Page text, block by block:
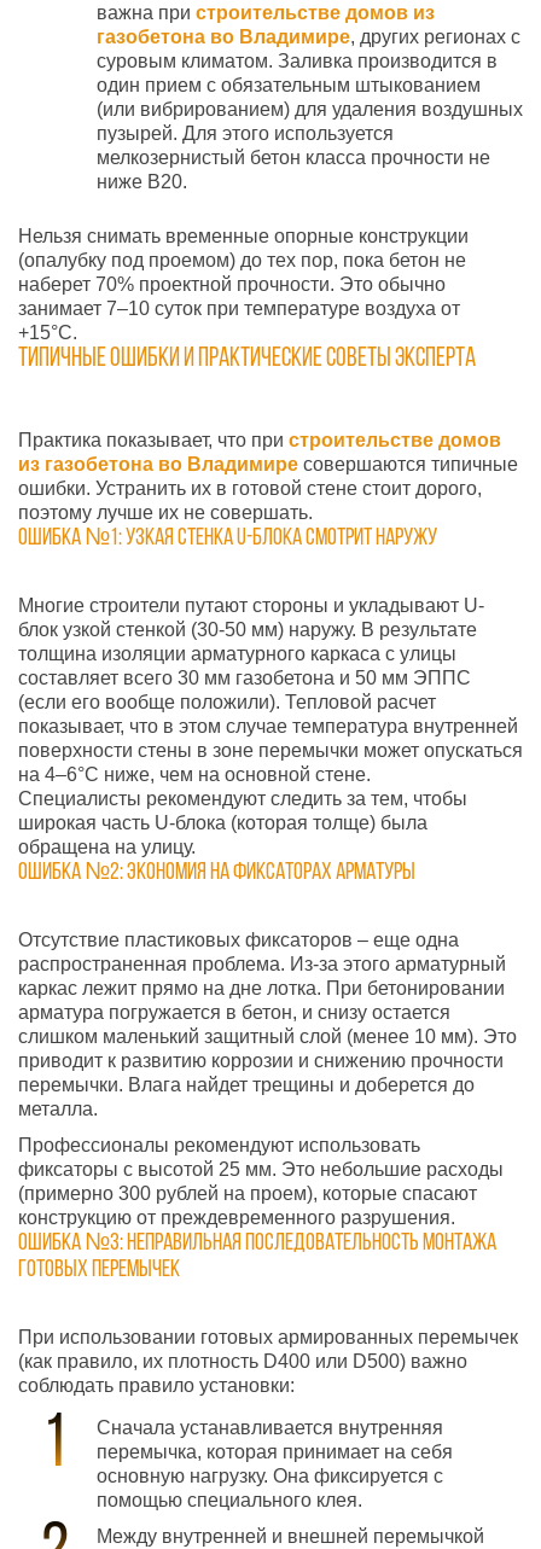
важна при строительстве домов из
газобетона во Владимире, других регионах с
суровым климатом. Заливка производится в
один прием с обязательным штыкованием
(или вибрированием) для удаления воздушных
пузырей. Для этого используется
мелкозернистый бетон класса прочности не
ниже В20.
Нельзя снимать временные опорные конструкции
(опалубку под проемом) до тех пор, пока бетон не
наберет 70% проектной прочности. Это обычно
занимает 7–10 суток при температуре воздуха от
+15°С.
Типичные ошибки и практические советы эксперта
Практика показывает, что при строительстве домов
из газобетона во Владимире совершаются типичные
ошибки. Устранить их в готовой стене стоит дорого,
поэтому лучше их не совершать.
Ошибка №1: Узкая стенка U-блока смотрит наружу
Многие строители путают стороны и укладывают U-
блок узкой стенкой (30-50 мм) наружу. В результате
толщина изоляции арматурного каркаса с улицы
составляет всего 30 мм газобетона и 50 мм ЭППС
(если его вообще положили). Тепловой расчет
показывает, что в этом случае температура внутренней
поверхности стены в зоне перемычки может опускаться
на 4–6°С ниже, чем на основной стене.
Специалисты рекомендуют следить за тем, чтобы
широкая часть U-блока (которая толще) была
обращена на улицу.
Ошибка №2: Экономия на фиксаторах арматуры
Отсутствие пластиковых фиксаторов – еще одна
распространенная проблема. Из-за этого арматурный
каркас лежит прямо на дне лотка. При бетонировании
арматура погружается в бетон, и снизу остается
слишком маленький защитный слой (менее 10 мм). Это
приводит к развитию коррозии и снижению прочности
перемычки. Влага найдет трещины и доберется до
металла.
Профессионалы рекомендуют использовать
фиксаторы с высотой 25 мм. Это небольшие расходы
(примерно 300 рублей на проем), которые спасают
конструкцию от преждевременного разрушения.
Ошибка №3: Неправильная последовательность монтажа
готовых перемычек
При использовании готовых армированных перемычек
(как правило, их плотность D400 или D500) важно
соблюдать правило установки:
Сначала устанавливается внутренняя
перемычка, которая принимает на себя
основную нагрузку. Она фиксируется с
помощью специального клея.
Между внутренней и внешней перемычкой